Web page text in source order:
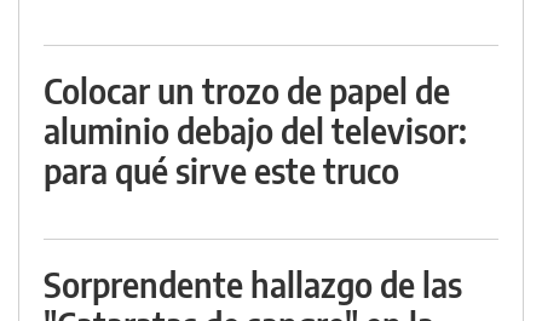
Colocar un trozo de papel de
aluminio debajo del televisor:
para qué sirve este truco
Sorprendente hallazgo de las